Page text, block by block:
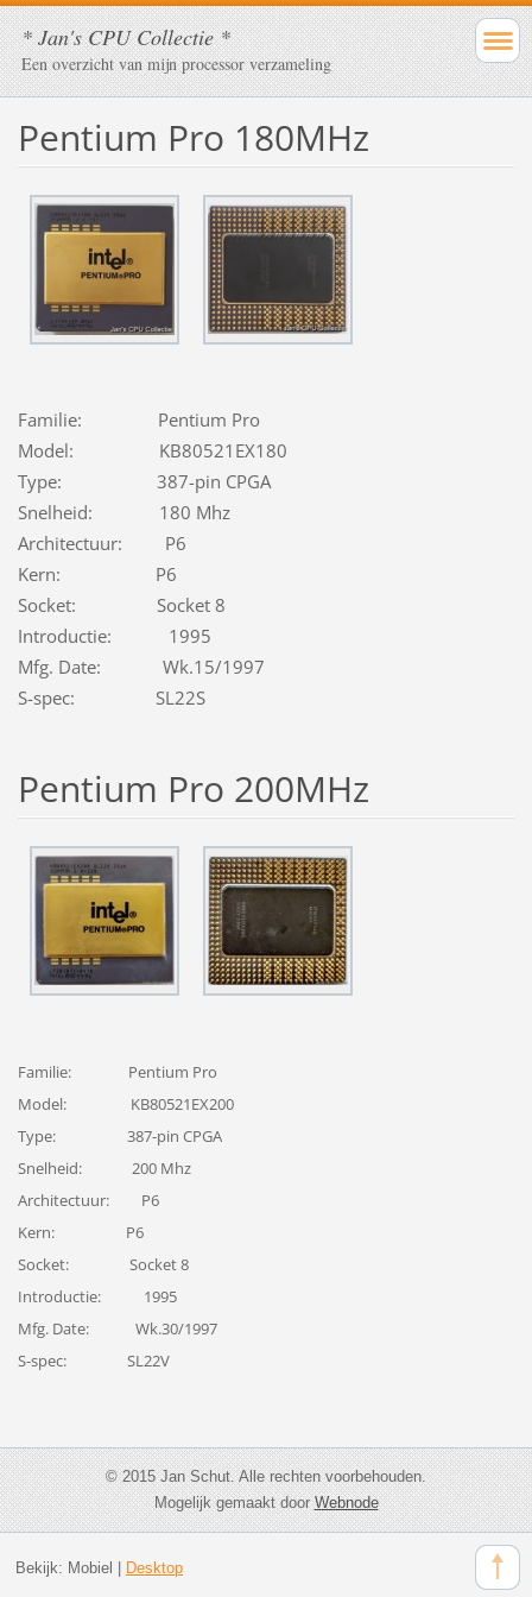
* Jan's CPU Collectie *
Een overzicht van mijn processor verzameling
Pentium Pro 180MHz
Familie: Pentium Pro
Model: KB80521EX180
Type: 387-pin CPGA
Snelheid: 180 Mhz
Architectuur: P6
Kern: P6
Socket: Socket 8
Introductie: 1995
Mfg. Date: Wk.15/1997
S-spec: SL22S
Pentium Pro 200MHz
Familie: Pentium Pro
Model: KB80521EX200
Type: 387-pin CPGA
Snelheid: 200 Mhz
Architectuur: P6
Kern: P6
Socket: Socket 8
Introductie: 1995
Mfg. Date: Wk.30/1997
S-spec: SL22V
© 2015 Jan Schut. Alle rechten voorbehouden.
Mogelijk gemaakt doorWebnode
Bekijk: Mobiel Desktop